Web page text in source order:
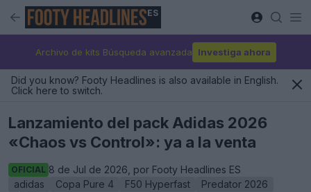
ES
Archivo de kits Búsqueda avanzada Investiga ahora
Did you know? Footy Headlines is also available in English.
Click here to switch.
Lanzamiento del pack Adidas 2026
«Chaos vs Control»: ya a la venta
OFICIAL 8 de Jul de 2026, por Footy Headlines ES
adidas
Copa Pure 4 F50 Hyperfast
Predator 2026